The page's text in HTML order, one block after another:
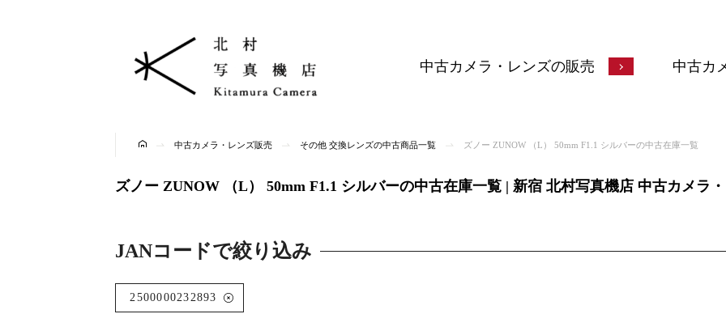
中古カメラ・レンズの販売 中古カ
中古カメラ・レンズ販売 その他 交換レンズの中古商品一覧 ズノー ZUNOW （L） 50mm F1.1 シルバーの中古在庫一覧
ズノー ZUNOW （L） 50mm F1.1 シルバーの中古在庫一覧 | 新宿 北村写真機店 中古カメラ
JANコードで絞り込み
2500000232893